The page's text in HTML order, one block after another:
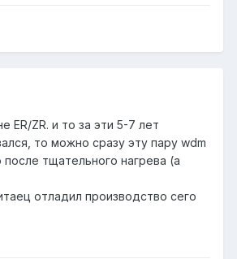
ER/ZR. и то за эти 5-7 лет
то можно сразу эту пару wdm
тщательного нагрева (а
отладил производство сего